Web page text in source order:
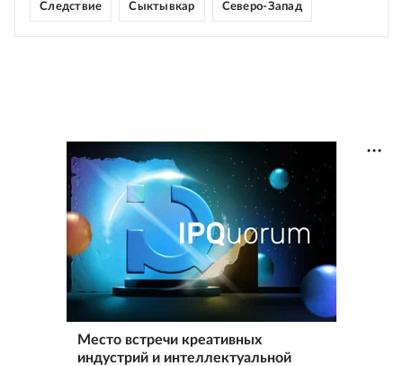
Следствие Сыктывкар Северо-Запад
Место встречи креативных
индустрий и интеллектуальной